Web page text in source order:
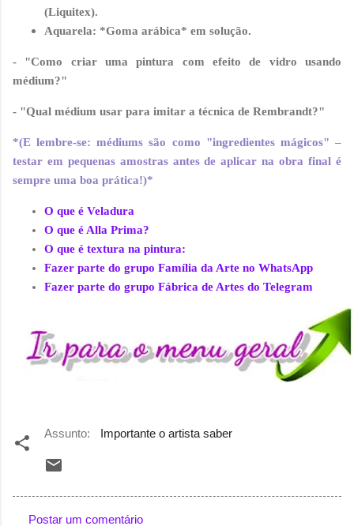
(Liquitex).
Aquarela: *Goma arábica* em solução.
- "Como criar uma pintura com efeito de vidro usando
médium?"
- "Qual médium usar para imitar a técnica de Rembrandt?"
*(E lembre-se: médiums são como "ingredientes mágicos" –
testar em pequenas amostras antes de aplicar na obra final é
sempre uma boa prática!)*
O que é Veladura
O que é Alla Prima?
O que é textura na pintura:
Fazer parte do grupo Família da Arte no WhatsApp
Fazer parte do grupo Fábrica de Artes do Telegram
Assunto: Importante o artista saber
Postar um comentário